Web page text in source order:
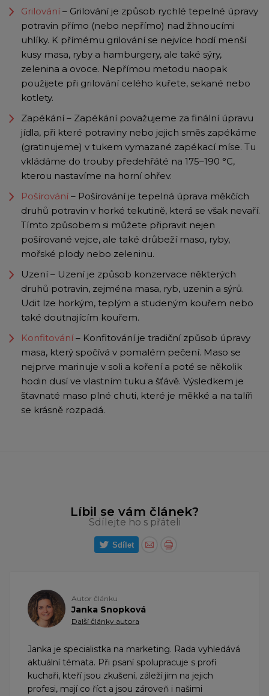
Grilování– Grilování je způsob rychlé tepelné úpravy
potravin přímo (nebo nepřímo) nad žhnoucími
uhlíky. K přímému grilování se nejvíce hodí menší
kusy masa, ryby a hamburgery, ale také sýry,
zelenina a ovoce. Nepřímou metodu naopak
použijete při grilování celého kuřete, sekané nebo
kotlety.
Zapékání – Zapékání považujeme za finální úpravu
jídla, při které potraviny nebo jejich směs zapékáme
(gratinujeme) v tukem vymazané zapékací míse. Tu
vkládáme do trouby předehřáté na 175–190 °C,
kterou nastavíme na horní ohřev.
Pošírování– Pošírování je tepelná úprava měkčích
druhů potravin v horké tekutině, která se však nevaří.
Tímto způsobem si můžete připravit nejen
pošírované vejce, ale také drůbeží maso, ryby,
mořské plody nebo zeleninu.
Uzení – Uzení je způsob konzervace některých
druhů potravin, zejména masa, ryb, uzenin a sýrů.
Udit lze horkým, teplým a studeným kouřem nebo
také doutnajícím kouřem.
Konfitování– Konfitování je tradiční způsob úpravy
masa, který spočívá v pomalém pečení. Maso se
nejprve marinuje v soli a koření a poté se několik
hodin dusí ve vlastním tuku a šťávě. Výsledkem je
šťavnaté maso plné chuti, které je měkké a na talíři
se krásně rozpadá.
Líbil se vám článek?
Sdílejte ho s přáteli
Sdílet
Autor článku
Janka Snopková
Další články autora
Janka je specialistka na marketing. Rada vyhledává
aktuální témata. Při psaní spolupracuje s profi
kuchaři, kteří jsou zkušení, záleží jim na jejich
profesi, mají co říct a jsou zároveň i našimi